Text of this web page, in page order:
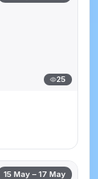
25
15 May – 17 May